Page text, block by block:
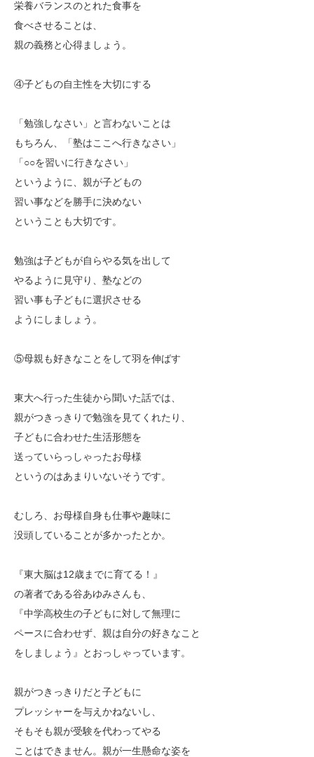
栄養バランスのとれた食事を
食べさせることは、
親の義務と心得ましょう。
④子どもの自主性を大切にする
「勉強しなさい」と言わないことは
もちろん、「塾はここへ行きなさい」
「○○を習いに行きなさい」
というように、親が子どもの
習い事などを勝手に決めない
ということも大切です。
勉強は子どもが自らやる気を出して
やるように見守り、塾などの
習い事も子どもに選択させる
ようにしましょう。
⑤母親も好きなことをして羽を伸ばす
東大へ行った生徒から聞いた話では、
親がつきっきりで勉強を見てくれたり、
子どもに合わせた生活形態を
送っていらっしゃったお母様
というのはあまりいないそうです。
むしろ、お母様自身も仕事や趣味に
没頭していることが多かったとか。
『東大脳は12歳までに育てる！』
の著者である谷あゆみさんも、
『中学高校生の子どもに対して無理に
ペースに合わせず、親は自分の好きなこと
をしましょう』とおっしゃっています。
親がつきっきりだと子どもに
プレッシャーを与えかねないし、
そもそも親が受験を代わってやる
ことはできません。親が一生懸命な姿を